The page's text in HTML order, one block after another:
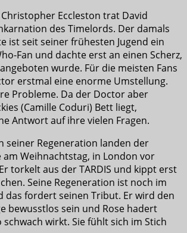
Eccleston trat David
des Timelords. Der damals
ist seit seiner frühesten Jugend ein
Fan und dachte erst an einen Scherz,
wurde. Für die meisten Fans
erstmal eine enorme Umstellung.
Probleme. Da der Doctor aber
(Camille Coduri) Bett liegt,
Antwort auf ihre vielen Fragen.
seiner Regeneration landen der
am Weihnachtstag, in London vor
torkelt aus der TARDIS und kippt erst
Seine Regeneration ist noch im
das fordert seinen Tribut. Er wird den
bewusstlos sein und Rose hadert
schwach wirkt. Sie fühlt sich im Stich